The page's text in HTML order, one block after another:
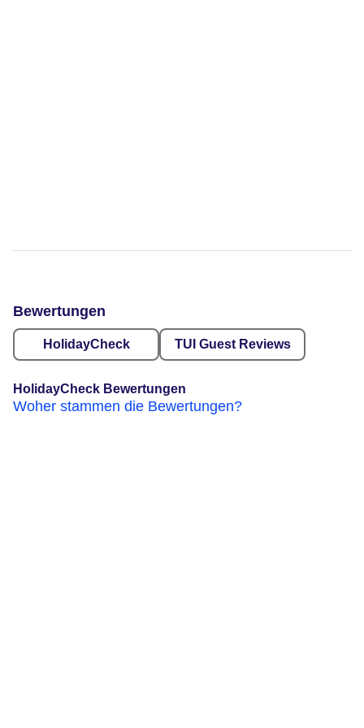
Bewertungen
HolidayCheck TUI Guest Reviews
HolidayCheck Bewertungen
Woher stammen die Bewertungen?